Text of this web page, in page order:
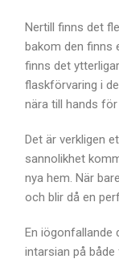
Nertill finns det
bakom den finns
finns det
flaskförvaring i
nära till hands
Det är verkligen
sannolikhet
nya hem. När
och blir då en
En iögonfallande
intarsian på